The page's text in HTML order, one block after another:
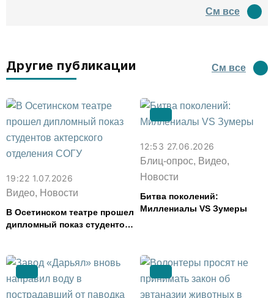
водил туда туристов
См все
Другие публикации См все
19:22 1.07.2026
Видео, Новости
В Осетинском театре прошел
дипломный показ студентов
12:53 27.06.2026
Блиц-опрос, Видео,
Новости
Битва поколений:
Миллениалы VS Зумеры